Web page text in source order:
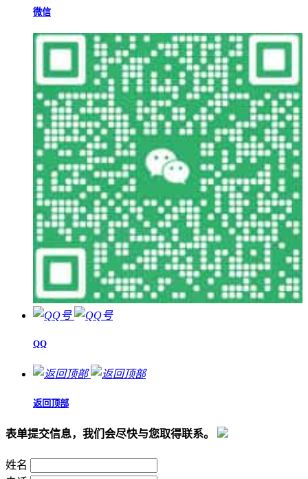
微信
QQ
返回顶部
表单提交信息，我们会尽快与您取得联系。
姓名